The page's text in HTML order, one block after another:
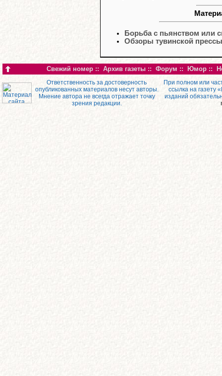
Борьба с пьянством или
Обзоры тувинской прессы
Свежий номер :: Архив газеты :: Форум :: Юмор ::
Ответственность за достоверность
опубликованных материалов несут авторы.
Мнение автора не всегда отражает точку
зрения редакции.
При полном или
ссылка на газету
изданий